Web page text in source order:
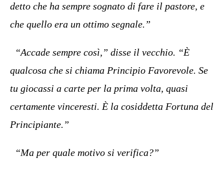
detto che ha sempre sognato di fare il pastore, e
che quello era un ottimo segnale.”
“Accade sempre così,” disse il vecchio. “È
qualcosa che si chiama Principio Favorevole. Se
tu giocassi a carte per la prima volta, quasi
certamente vinceresti. È la cosiddetta Fortuna del
Principiante.”
“Ma per quale motivo si verifica?”